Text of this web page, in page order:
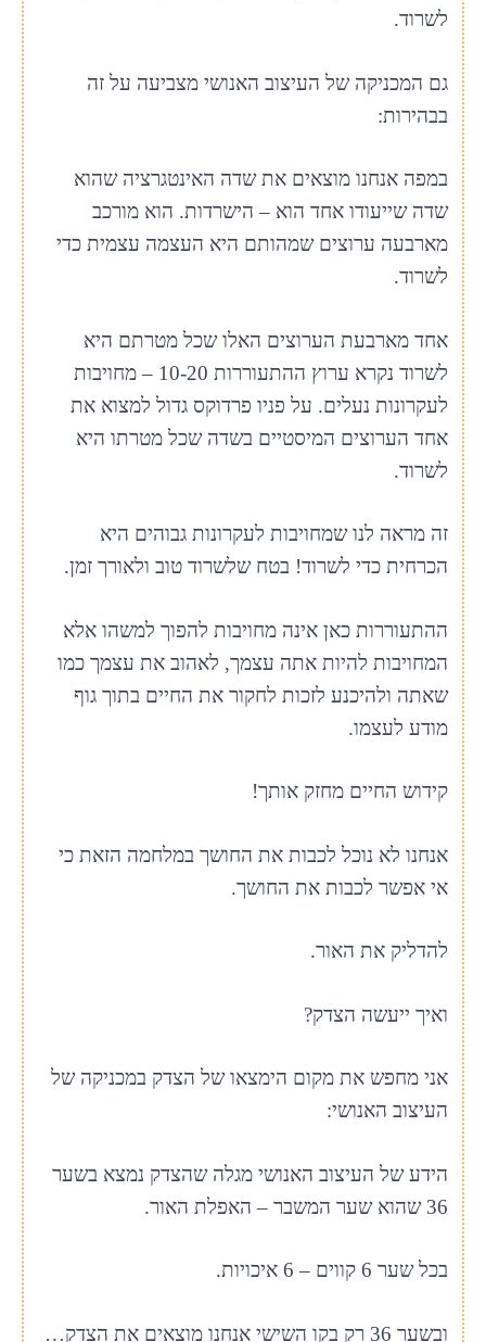
לשרוד.
גם המכניקה של העיצוב האנושי מצביעה על זה
בבהירות:
במפה אנחנו מוצאים את שדה האינטגרציה שהוא
שדה שייעודו אחד הוא – הישרדות. הוא מורכב
מארבעה ערוצים שמהותם היא העצמה עצמית כדי
לשרוד.
אחד מארבעת הערוצים האלו שכל מטרתם היא
לשרוד נקרא ערוץ ההתעוררות 10-20 – מחויבות
לעקרונות נעלים. על פניו פרדוקס גדול למצוא את
אחד הערוצים המיסטיים בשדה שכל מטרתו היא
לשרוד.
זה מראה לנו שמחויבות לעקרונות גבוהים היא
הכרחית כדי לשרוד! בטח שלשרוד טוב ולאורך זמן.
ההתעוררות כאן אינה מחויבות להפוך למשהו אלא
המחויבות להיות אתה עצמך, לאהוב את עצמך כמו
שאתה ולהיכנע לזכות לחקור את החיים בתוך גוף
מודע לעצמו.
קידוש החיים מחזק אותך!
אנחנו לא נוכל לכבות את החושך במלחמה הזאת כי
אי אפשר לכבות את החושך.
להדליק את האור.
ואיך ייעשה הצדק?
אני מחפש את מקום הימצאו של הצדק במכניקה של
העיצוב האנושי:
הידע של העיצוב האנושי מגלה שהצדק נמצא בשער
36 שהוא שער המשבר – האפלת האור.
בכל שער 6 קווים – 6 איכויות.
ובשער 36 רק בקו השישי אנחנו מוצאים את הצדק…